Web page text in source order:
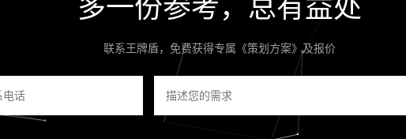
多一份参考，总有益处
联系王牌盾，免费获得专属《策划方案》及报价